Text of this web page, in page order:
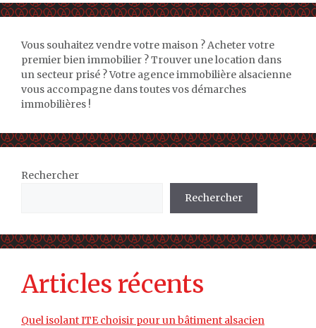
Vous souhaitez vendre votre maison ? Acheter votre
premier bien immobilier ? Trouver une location dans
un secteur prisé ? Votre agence immobilière alsacienne
vous accompagne dans toutes vos démarches
immobilières !
Rechercher
Rechercher
Articles récents
Quel isolant ITE choisir pour un bâtiment alsacien